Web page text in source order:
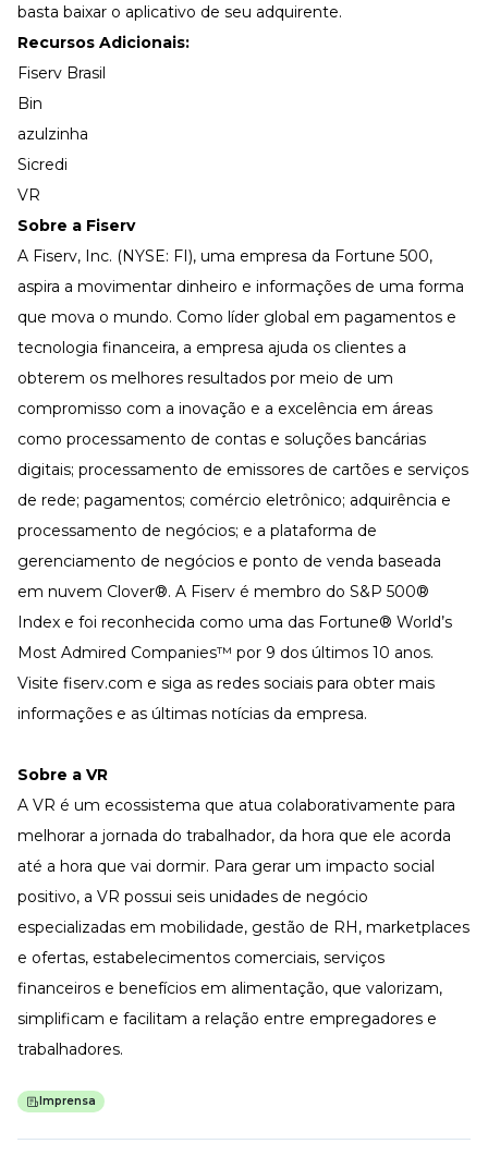
basta baixar o aplicativo de seu adquirente.
Recursos Adicionais:
Fiserv Brasil
Bin
azulzinha
Sicredi
VR
Sobre a Fiserv
A Fiserv, Inc. (NYSE: FI), uma empresa da Fortune 500,
aspira a movimentar dinheiro e informações de uma forma
que mova o mundo. Como líder global em pagamentos e
tecnologia financeira, a empresa ajuda os clientes a
obterem os melhores resultados por meio de um
compromisso com a inovação e a excelência em áreas
como processamento de contas e soluções bancárias
digitais; processamento de emissores de cartões e serviços
de rede; pagamentos; comércio eletrônico; adquirência e
processamento de negócios; e a plataforma de
gerenciamento de negócios e ponto de venda baseada
em nuvem Clover®. A Fiserv é membro do S&P 500®
Index e foi reconhecida como uma das Fortune® World’s
Most Admired Companies™ por 9 dos últimos 10 anos.
Visite fiserv.com e siga as redes sociais para obter mais
informações e as últimas notícias da empresa.
Sobre a VR
A VR é um ecossistema que atua colaborativamente para
melhorar a jornada do trabalhador, da hora que ele acorda
até a hora que vai dormir. Para gerar um impacto social
positivo, a VR possui seis unidades de negócio
especializadas em mobilidade, gestão de RH, marketplaces
e ofertas, estabelecimentos comerciais, serviços
financeiros e benefícios em alimentação, que valorizam,
simplificam e facilitam a relação entre empregadores e
trabalhadores.
Imprensa